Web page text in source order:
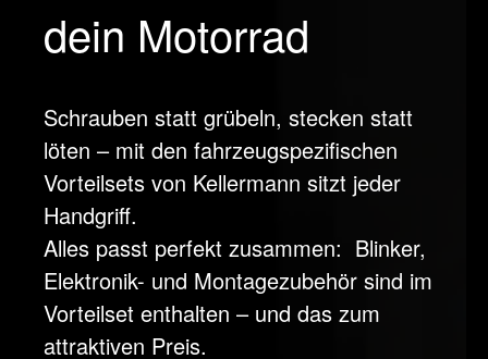
dein Motorrad
Schrauben statt grübeln, stecken statt
löten – mit den fahrzeugspezifischen
Vorteilsets von Kellermann sitzt jeder
Handgriff.
Alles passt perfekt zusammen: Blinker,
Elektronik- und Montagezubehör sind im
Vorteilset enthalten – und das zum
attraktiven Preis.